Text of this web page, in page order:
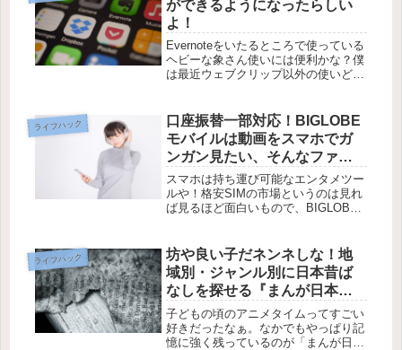
ができるようになったらしい
よ！
Evernoteをいたるところで使っている
ヘビーな象さん使いには便利かな？僕
は最近ウェブクリップ以外の使いどこ
てEvernoteって最適解なのかなあ…な
んて思ってたところで...
ライフハック
口座振替一部対応！BIGLOBE
モバイルは動画をスマホでガ
ンガン見たい、そんなファミ
リーにおすすめだよ【格安SIM
選び#3】
スマホは持ち運び可能なエンタメツー
ルや！格安SIMの市場というのは見れ
ば見るほど面白いもので、BIGLOBE
総研大賞2017 話題賞」を受賞した
「エンタメフリーオプション」...
ライフハック
坊や良い子だネンネしな！地
域別・ジャンル別に日本昔ば
なしを探せる『まんが日本昔
ばなし動画』がスゴい！
子どもの頃のアニメタイムってすごい
好きだったなぁ。なかでもやっぱり記
憶に強く残っているのが「まんが日本